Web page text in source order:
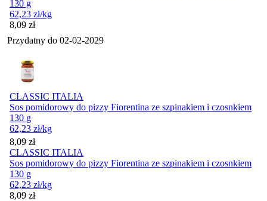
130 g
62,23 zł/kg
Cena
8,09 zł
Przydatny do 02-02-2029
CLASSIC ITALIA
Sos pomidorowy do pizzy Fiorentina ze szpinakiem i czosnkiem
130 g
62,23 zł/kg
Cena
8,09 zł
CLASSIC ITALIA
Sos pomidorowy do pizzy Fiorentina ze szpinakiem i czosnkiem
130 g
62,23 zł/kg
Cena
8,09 zł